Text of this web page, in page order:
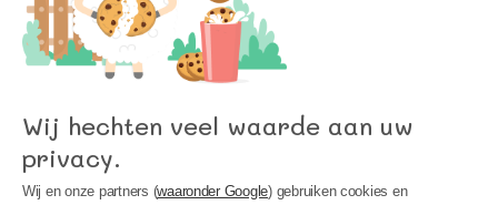
Wij hechten veel waarde aan uw
privacy.
Wij en onze partners (waaronder Google) gebruiken cookies en